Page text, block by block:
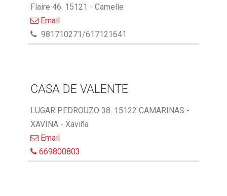
Flaire 46. 15121 - Camelle
Email
981710271/617121641
CASA DE VALENTE
LUGAR PEDROUZO 38. 15122 CAMARINAS -
XAVINA - Xaviña
Email
669800803